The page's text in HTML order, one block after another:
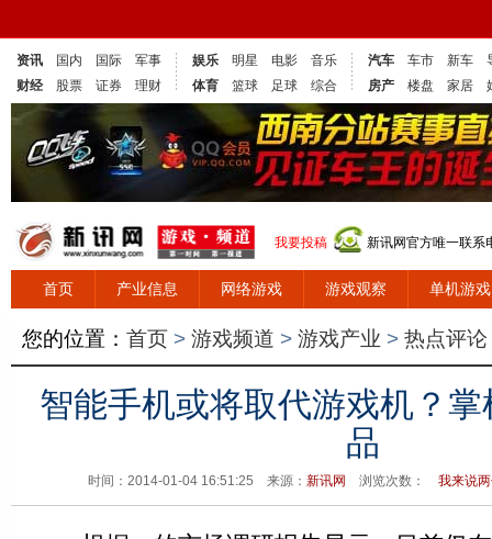
资讯 国内 国际
军事
财经
股票 证券 理财
娱乐 明星 电影
音乐
体育
篮球 足球 综合
汽车 车市 新车
房产
楼盘 家居
我要投稿 新讯网官方唯一联
首页 产业信息 网络游戏 游戏观察 单机游戏
您的位置： 首页 > 游戏频道 > 游戏产业 > 热点评论
智能手机或将取代游戏机？
品
时间：2014-01-04 16:51:25 来源： 新讯网 浏览次数： 我来说